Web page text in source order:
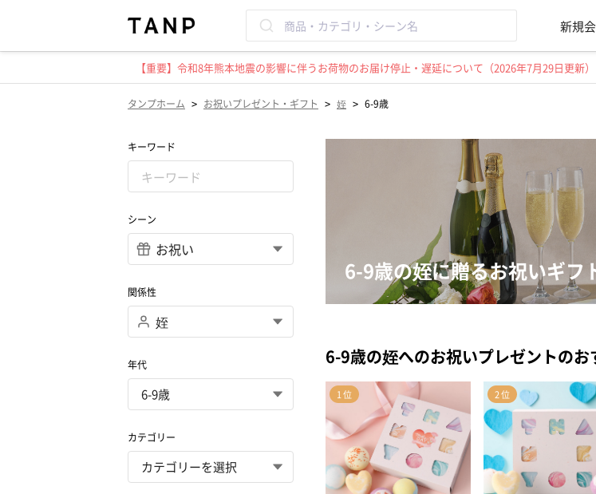
新規
【重要】令和8年熊本地震の影響に伴うお荷物のお届け停止・遅延について（2026年7月29日更新）
タンプホーム > お祝いプレゼント・ギフト > 姪 > 6-9歳
キーワード
シーン
関係性
年代
カテゴリー
6-9歳の姪に贈るお祝いギフ
6-9歳の姪へのお祝いプレゼントの